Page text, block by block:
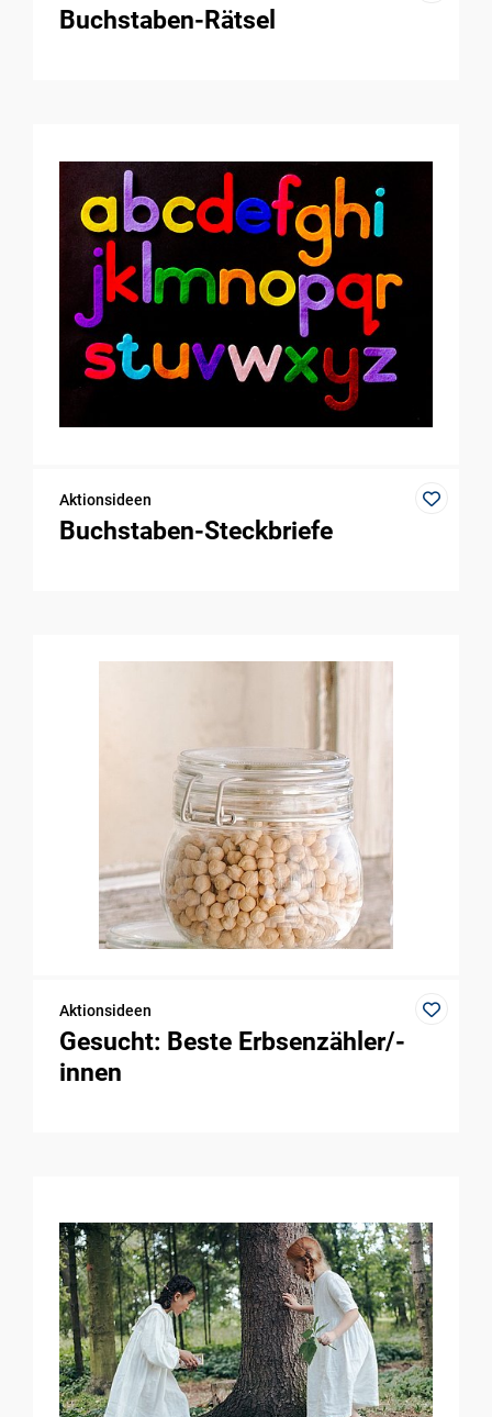
Buchstaben-Rätsel
Aktionsideen
Buchstaben-Steckbriefe
Aktionsideen
Gesucht: Beste Erbsenzähler/-
innen